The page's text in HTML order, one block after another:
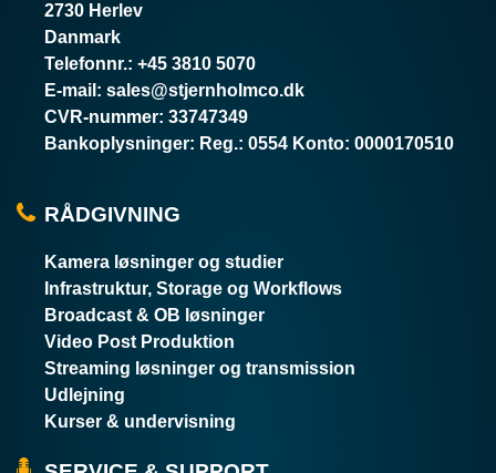
2730 Herlev
Danmark
Telefonnr.: +45 3810 5070
E-mail : sales@stjernholmco.dk
CVR-nummer: 33747349
Bankoplysninger: Reg.: 0554 Konto: 0000170510
RÅDGIVNING
Kamera løsninger og studier
Infrastruktur, Storage og Workflows
Broadcast & OB løsninger
Video Post Produktion
Streaming løsninger og transmission
Udlejning
Kurser & undervisning